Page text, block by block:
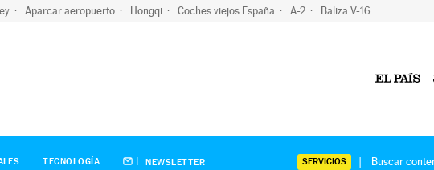
Aparcar aeropuerto Hongqi Coches viejos España A-2 Baliza V-16
TECNOLOGÍA NEWSLETTER SERVICIOS